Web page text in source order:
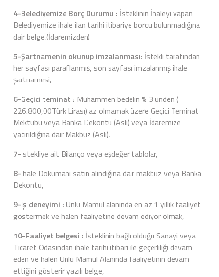
4-Belediyemize Borç Durumu : İsteklinin İhaleyi yapan
Belediyemize ihale ilan tarihi itibariye borcu bulunmadığına
dair belge,(İdaremizden)
5-Şartnamenin okunup imzalanması: İstekli tarafından
her sayfası paraflanmış, son sayfası imzalanmış ihale
şartnamesi,
6-Geçici teminat : Muhammen bedelin % 3 ünden (
226.800,00Türk Lirası) az olmamak üzere Geçici Teminat
Mektubu veya Banka Dekontu (Aslı) veya İdaremize
yatırıldığına dair Makbuz (Aslı),
7-İstekliye ait Bilanço veya eşdeğer tablolar,
8-İhale Dokümanı satın alındığına dair makbuz veya Banka
Dekontu,
9-İş deneyimi : Unlu Mamul alanında en az 1 yıllık faaliyet
göstermek ve halen faaliyetine devam ediyor olmak,
10-Faaliyet belgesi : İsteklinin bağlı olduğu Sanayi veya
Ticaret Odasından ihale tarihi itibari ile geçerliliği devam
eden ve halen Unlu Mamul Alanında faaliyetinin devam
ettiğini gösterir yazılı belge,